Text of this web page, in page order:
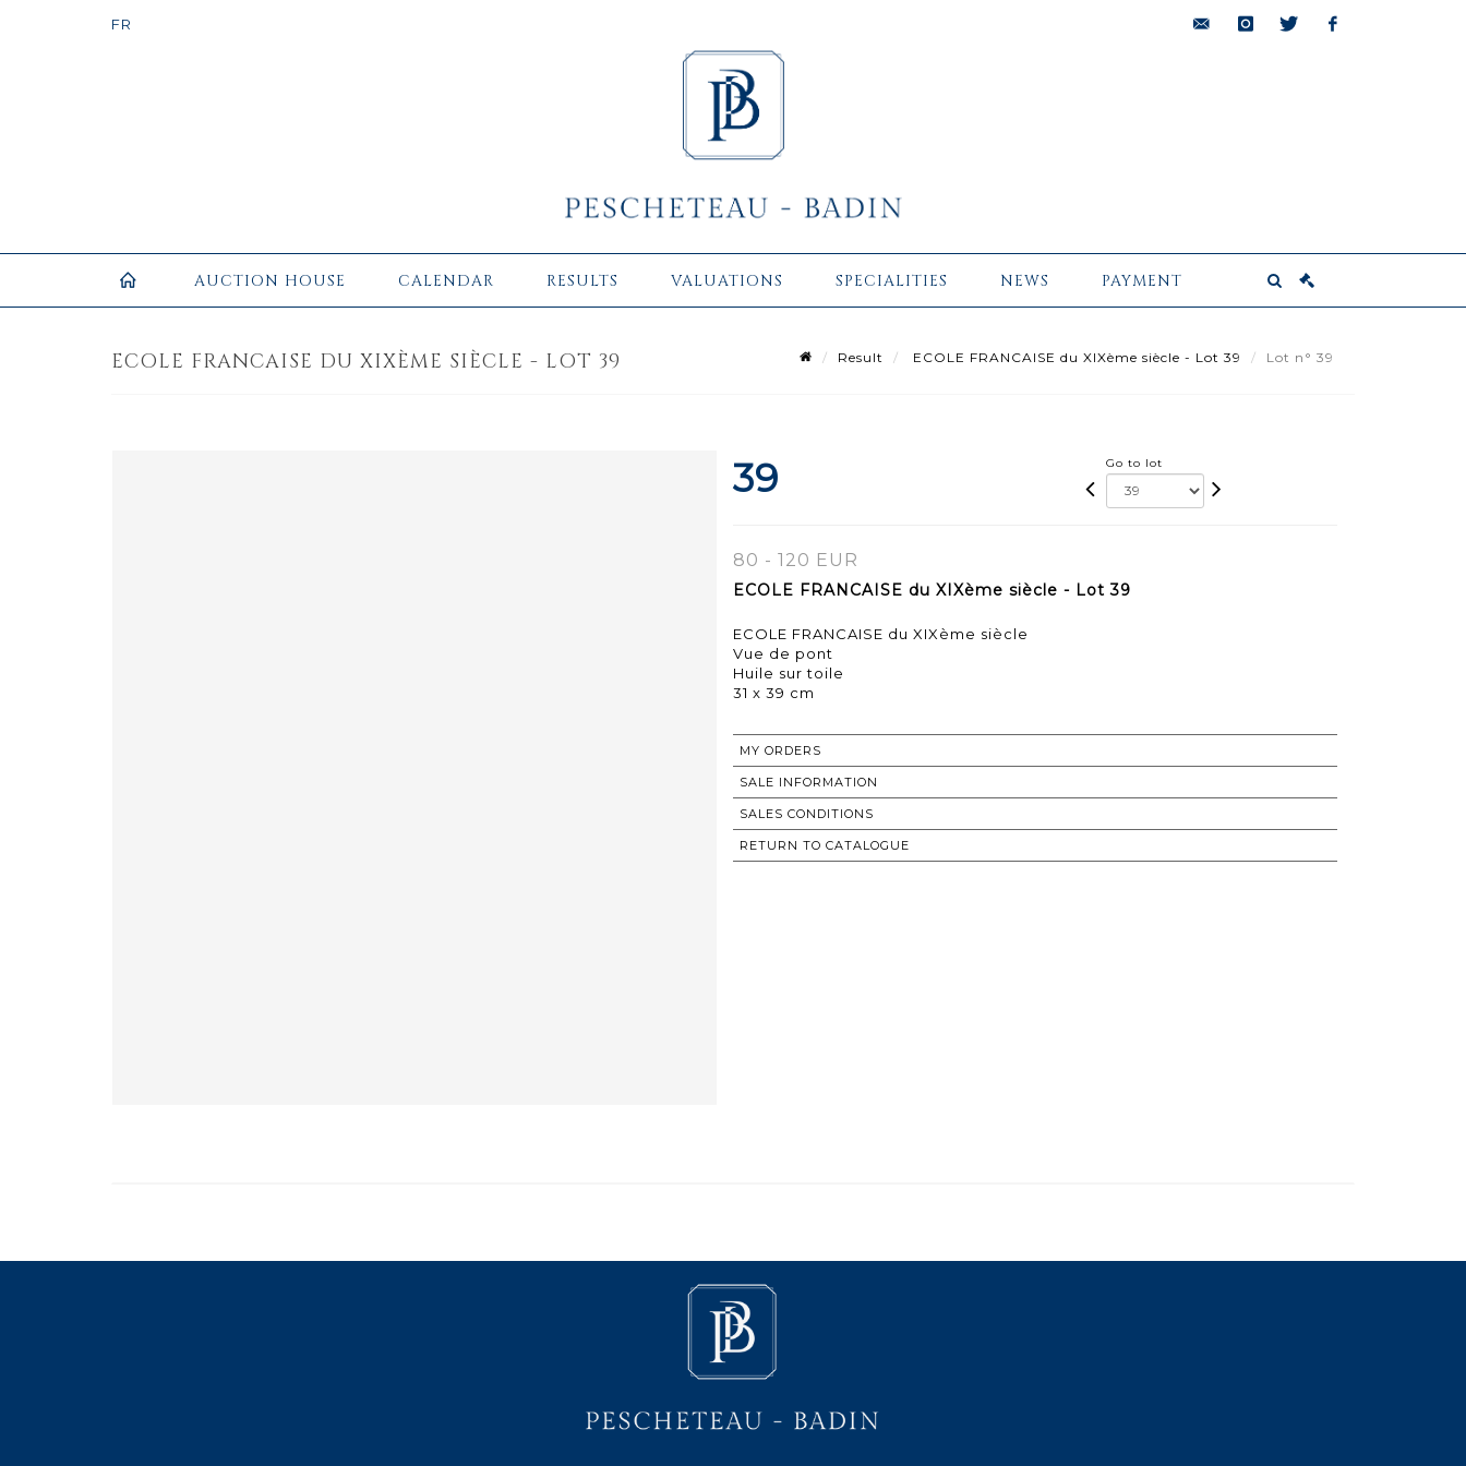
AUCTION HOUSE CALENDAR RESULTS VALUATIONS SPECIALITIES NEWS PAYMENT
ECOLE FRANCAISE DU XIXÈME SIÈCLE - LOT 39 Result ECOLE FRANCAISE du XIXème siècle - Lot 39 Lot n° 39
39 Go to lot
80 - 120 EUR
ECOLE FRANCAISE du XIXème siècle - Lot 39
ECOLE FRANCAISE du XIXème siècle
Vue de pont
Huile sur toile
31 x 39 cm
MY ORDERS
SALE INFORMATION
SALES CONDITIONS
RETURN TO CATALOGUE